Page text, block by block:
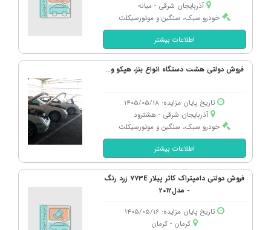
آذربایجان شرقی - میانه
خودرو سبک، سنگین و موتورسیکلت
اطلاعات بیشتر
فروش دولتی هشت دستگاه انواع بنز، هپکو و...
تاریخ پایان مزایده: 1405/05/18
آذربایجان شرقی - هشترود
خودرو سبک، سنگین و موتورسیکلت
اطلاعات بیشتر
فروش دولتی دامپتراک کاتر پیلار 773E زرد رنگ
- مدل2012
تاریخ پایان مزایده: 1405/05/16
کرمان - كرمان